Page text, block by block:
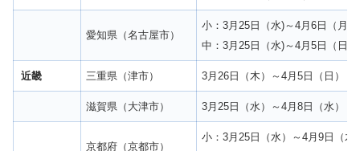
愛知県（名古屋市）
小：3月25日（水)～4月6日（月）
中：3月25日（水)～4月5日（日）
近畿 三重県（津市） 3月26日（木）～4月5日（日）
滋賀県（大津市） 3月25日（水）～4月8日（水）
京都府（京都市）
小：3月25日（水）～4月9日（木